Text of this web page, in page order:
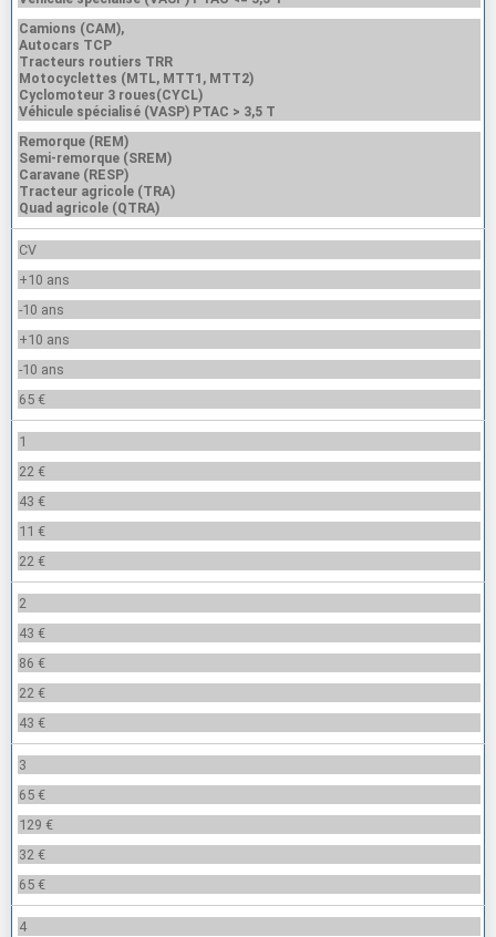
Camions (CAM),
Autocars TCP
Tracteurs routiers TRR
Motocyclettes (MTL, MTT1, MTT2)
Cyclomoteur 3 roues(CYCL)
Véhicule spécialisé (VASP) PTAC > 3,5 T
Remorque (REM)
Semi-remorque (SREM)
Caravane (RESP)
Tracteur agricole (TRA)
Quad agricole (QTRA)
CV
+10 ans
-10 ans
+10 ans
-10 ans
65 €
1
22 €
43 €
11 €
22 €
2
43 €
86 €
22 €
43 €
3
65 €
129 €
32 €
65 €
4